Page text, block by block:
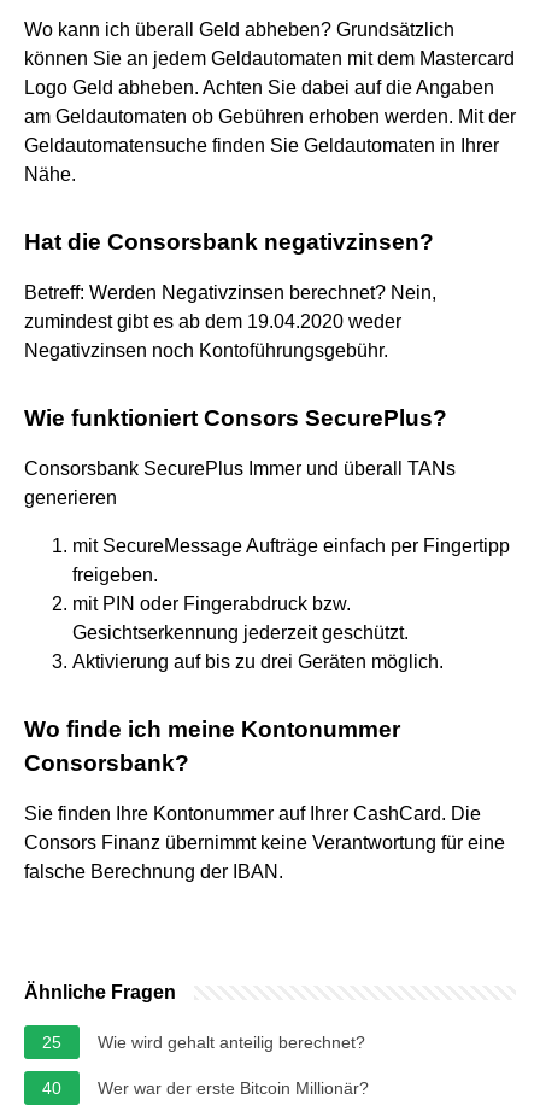
Wo kann ich überall Geld abheben? Grundsätzlich
können Sie an jedem Geldautomaten mit dem Mastercard
Logo Geld abheben. Achten Sie dabei auf die Angaben
am Geldautomaten ob Gebühren erhoben werden. Mit der
Geldautomatensuche finden Sie Geldautomaten in Ihrer
Nähe.
Hat die Consorsbank negativzinsen?
Betreff: Werden Negativzinsen berechnet? Nein,
zumindest gibt es ab dem 19.04.2020 weder
Negativzinsen noch Kontoführungsgebühr.
Wie funktioniert Consors SecurePlus?
Consorsbank SecurePlus Immer und überall TANs
generieren
mit SecureMessage Aufträge einfach per Fingertipp
freigeben.
mit PIN oder Fingerabdruck bzw.
Gesichtserkennung jederzeit geschützt.
Aktivierung auf bis zu drei Geräten möglich.
Wo finde ich meine Kontonummer
Consorsbank?
Sie finden Ihre Kontonummer auf Ihrer CashCard. Die
Consors Finanz übernimmt keine Verantwortung für eine
falsche Berechnung der IBAN.
Ähnliche Fragen
25 Wie wird gehalt anteilig berechnet?
40 Wer war der erste Bitcoin Millionär?